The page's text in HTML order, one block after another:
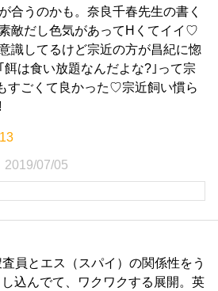
合うのかも。奈良千春先生の書く
敵だし色気があってHくてイイ♡
識してるけど宗近の方が昌紀に惚
餌は食い放題なんだよな?｣って宗
すごくて良かった♡宗近飼い慣ら
2019/07/05
員とエス（スパイ）の関係性をう
込んでて、ワクワクする展開。英